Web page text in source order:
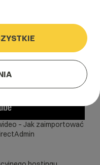
– Jak zaimportować